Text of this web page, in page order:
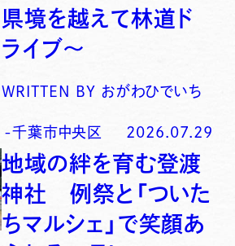
県境を越えて林道ド
ライブ〜
WRITTEN BY おがわひでいち
-千葉市中央区 2026.07.29
地域の絆を育む登渡
神社 例祭と「ついた
ちマルシェ」で笑顔あ